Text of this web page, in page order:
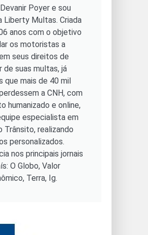
Poyer e sou
Liberty Multas. Criada
anos com o objetivo
os motoristas a
seus direitos de
de suas multas, já
que mais de 40 mil
a CNH, com
humanizado e online,
especialista em
Trânsito, realizando
personalizados.
nos principais jornais
O Globo, Valor
Terra, Ig.